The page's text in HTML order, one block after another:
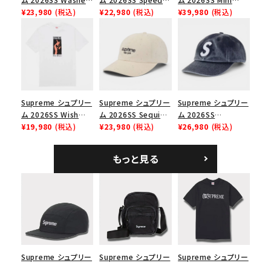
Chino Twill Camp
Cap ウォッシュド チ
ノツイル キャンプキャ
ップ ブラック
¥23,980 (税込)
Tee スピードTシャツ
¥22,980 (税込)
Duffle Bag ミニダッ
¥39,980 (税込)
Supreme シュプリー
ム 2026SS Wish
Tee ウィッシュTシ
¥19,980 (税込)
Supreme シュプリー
ム 2026SS Sequin
Denim Classic
シックロゴ 6パネルキ
ャップ ナチュラル
¥23,980 (税込)
Supreme シュプリー
ム 2026SS
Pigment Coated S
ゴ 6パネル ネイビー
¥26,980 (税込)
もっと見る
Supreme シュプリー
Supreme シュプリー
Supreme シュプリー